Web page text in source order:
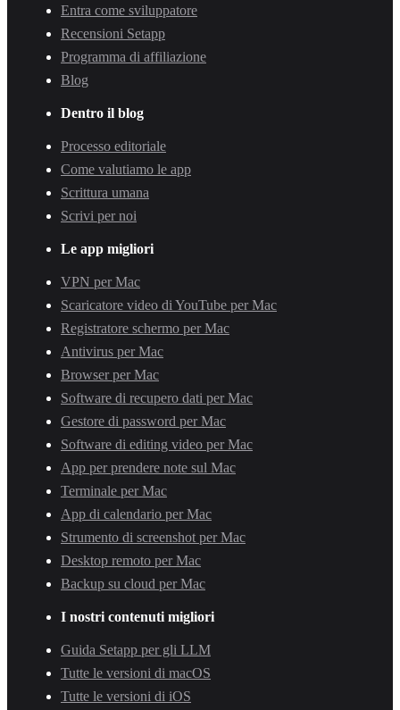
Entra come sviluppatore
Recensioni Setapp
Programma di affiliazione
Blog
Dentro il blog
Processo editoriale
Come valutiamo le app
Scrittura umana
Scrivi per noi
Le app migliori
VPN per Mac
Scaricatore video di YouTube per Mac
Registratore schermo per Mac
Antivirus per Mac
Browser per Mac
Software di recupero dati per Mac
Gestore di password per Mac
Software di editing video per Mac
App per prendere note sul Mac
Terminale per Mac
App di calendario per Mac
Strumento di screenshot per Mac
Desktop remoto per Mac
Backup su cloud per Mac
I nostri contenuti migliori
Guida Setapp per gli LLM
Tutte le versioni di macOS
Tutte le versioni di iOS